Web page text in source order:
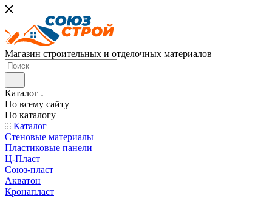
Магазин строительных и отделочных материалов
Каталог
По всему сайту
По каталогу
Каталог
Стеновые материалы
Пластиковые панели
Ц-Пласт
Союз-пласт
Акватон
Кронапласт